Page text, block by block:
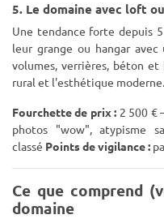
5. Le domaine avec loft
Une tendance forte depuis
leur grange ou hangar
volumes, verrières, béton
rural et l'esthétique moderne.
Fourchette de prix : 2 500 €
photos "wow", atypisme
classé Points de vigilance :
Ce que comprend
domaine